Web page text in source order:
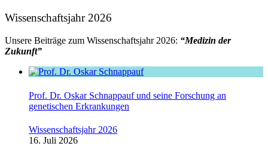
Wissenschaftsjahr 2026
Unsere Beiträge zum Wissenschaftsjahr 2026: “Medizin der
Zukunft”
Prof. Dr. Oskar Schnappauf und seine Forschung an
genetischen Erkrankungen
Wissenschaftsjahr 2026
16. Juli 2026